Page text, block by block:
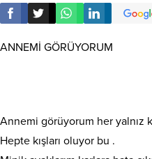
ANNEMİ GÖRÜYORUM
Annemi görüyorum her yalnız
Hepte kışları oluyor bu .